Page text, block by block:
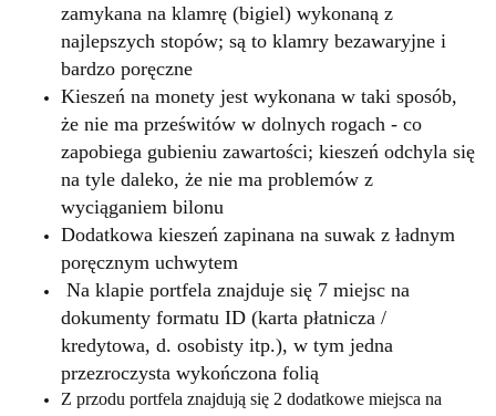
zamykana na klamrę (bigiel) wykonaną z
najlepszych stopów; są to klamry bezawaryjne i
bardzo poręczne
Kieszeń na monety jest wykonana w taki sposób,
że nie ma prześwitów w dolnych rogach - co
zapobiega gubieniu zawartości; kieszeń odchyla się
na tyle daleko, że nie ma problemów z
wyciąganiem bilonu
Dodatkowa kieszeń zapinana na suwak z ładnym
poręcznym uchwytem
Na klapie portfela znajduje się 7 miejsc na
dokumenty formatu ID (karta płatnicza /
kredytowa, d. osobisty itp.), w tym jedna
przezroczysta wykończona folią
Z przodu portfela znajdują się 2 dodatkowe miejsca na